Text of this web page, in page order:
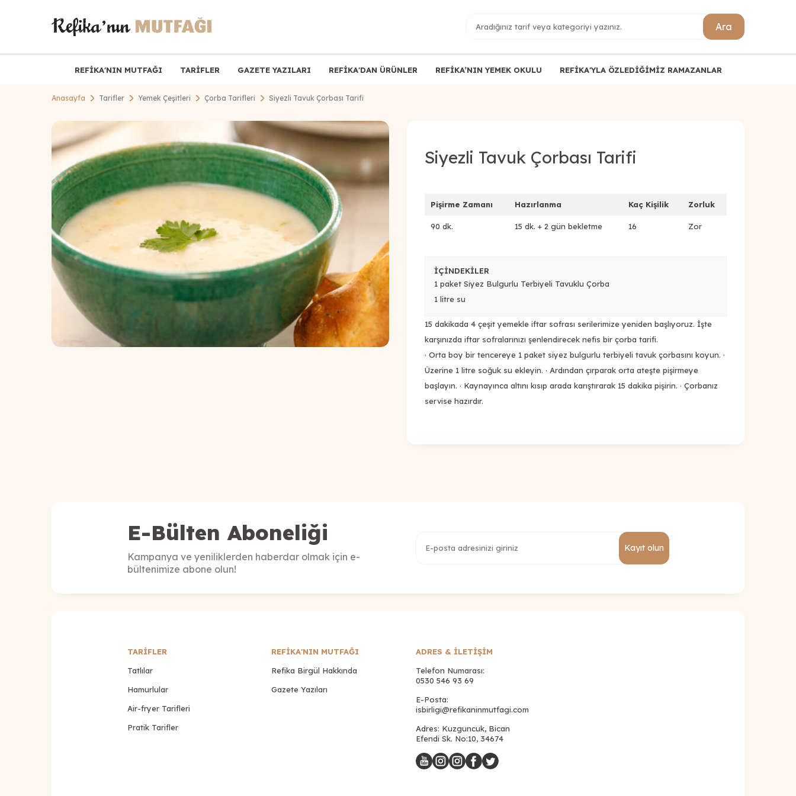
Ara
REFİKA'NIN MUTFAĞI TARİFLER GAZETE YAZILARI REFİKA'DAN ÜRÜNLER REFİKA’NIN YEMEK OKULU REFİKA'YLA ÖZLEDİĞİMİZ RAMAZANLAR
Anasayfa Tarifler Yemek Çeşitleri Çorba Tarifleri Siyezli Tavuk Çorbası Tarifi
Siyezli Tavuk Çorbası Tarifi
Pişirme Zamanı Hazırlanma Kaç Kişilik Zorluk
90 dk. 15 dk. + 2 gün bekletme 16 Zor
İÇİNDEKİLER
1 paket Siyez Bulgurlu Terbiyeli Tavuklu Çorba
1 litre su
15 dakikada 4 çeşit yemekle iftar sofrası serilerimize yeniden başlıyoruz. İşte
karşınızda iftar sofralarınızı şenlendirecek nefis bir çorba tarifi.
· Orta boy bir tencereye 1 paket siyez bulgurlu terbiyeli tavuk çorbasını koyun. ·
Üzerine 1 litre soğuk su ekleyin. · Ardından çırparak orta ateşte pişirmeye
başlayın. · Kaynayınca altını kısıp arada karıştırarak 15 dakika pişirin. · Çorbanız
servise hazırdır.
E-Bülten Aboneliği
Kampanya ve yeniliklerden haberdar olmak için e-
bültenimize abone olun!
Kayıt olun
TARİFLER
Tatlılar
Hamurlular
Air-fryer Tarifleri
Pratik Tarifler
REFİKA'NIN MUTFAĞI
Refika Birgül Hakkında
Gazete Yazıları
ADRES & İLETIŞIM
Telefon Numarası:
0530 546 93 69
E-Posta:
isbirligi@refikaninmutfagi.com
Adres: Kuzguncuk, Bican
Efendi Sk. No:10, 34674